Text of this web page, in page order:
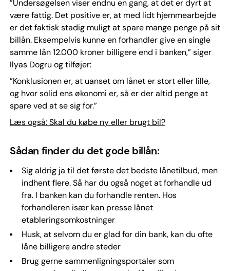
”Undersøgelsen viser endnu en gang, at det er dyrt at
være fattig. Det positive er, at med lidt hjemmearbejde
er det faktisk stadig muligt at spare mange penge på sit
billån. Eksempelvis kunne en forhandler give en single
samme lån 12.000 kroner billigere end i banken,” siger
Ilyas Dogru og tilføjer:
”Konklusionen er, at uanset om lånet er stort eller lille,
og hvor solid ens økonomi er, så er der altid penge at
spare ved at se sig for.”
Læs også: Skal du købe ny eller brugt bil?
Sådan finder du det gode billån:
Sig aldrig ja til det første det bedste lånetilbud, men
indhent flere. Så har du også noget at forhandle ud
fra. I banken kan du forhandle renten. Hos
forhandleren især kan presse lånet
etableringsomkostninger
Husk, at selvom du er glad for din bank, kan du ofte
låne billigere andre steder
Brug gerne sammenligningsportaler som